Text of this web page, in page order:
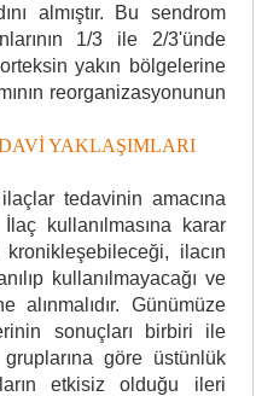
almıştır. Bu sendrom
1/3 ile 2/3'ünde
yakın bölgelerine
reorganizasyonunun
YAKLAŞIMLARI
tedavinin amacına
kullanılmasına karar
kronikleşebileceği, i lacın
kullanılmayacağı ve
Günümüze
sonuçları birbiri ile
gruplarına göre üstünlük
etkisiz olduğu ileri